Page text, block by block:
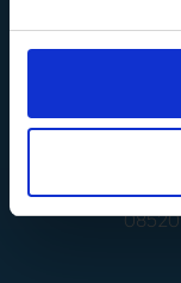
08520